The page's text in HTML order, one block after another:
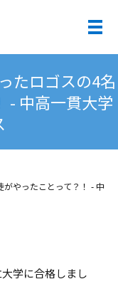
メ
たロゴスの4名
- 中高一貫大学
やったことって？！ - 中
学に合格しまし